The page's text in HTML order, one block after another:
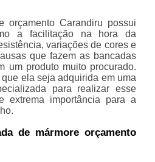
orçamento Carandiru possui
a facilitação na hora da
variações de cores e
que fazem as bancadas
um produto muito procurado.
ela seja adquirida em uma
para realizar esse
extrema importância para a
de mármore orçamento